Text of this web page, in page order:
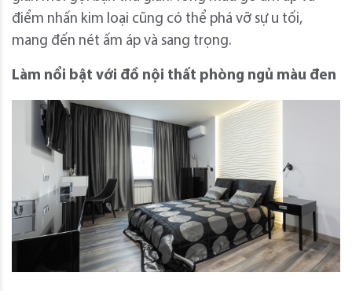
điểm nhấn kim loại cũng có thể phá vỡ sự u tối,
mang đến nét ấm áp và sang trọng.
Làm nổi bật với đồ nội thất phòng ngủ màu đen